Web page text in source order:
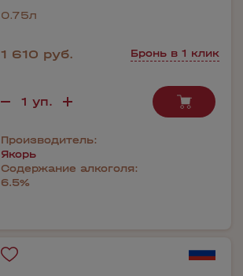
0.75л
1 610 руб. Бронь в 1 клик
Производитель:
Якорь
Содержание алкоголя:
6.5%